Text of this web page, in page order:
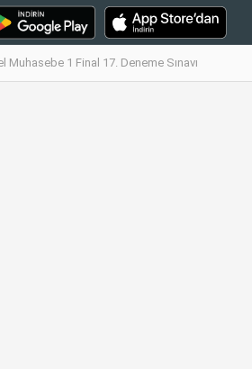
Muhasebe 1 Final 17. Deneme Sınavı